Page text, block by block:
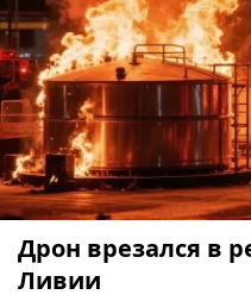
Дрон врезался в
Ливии